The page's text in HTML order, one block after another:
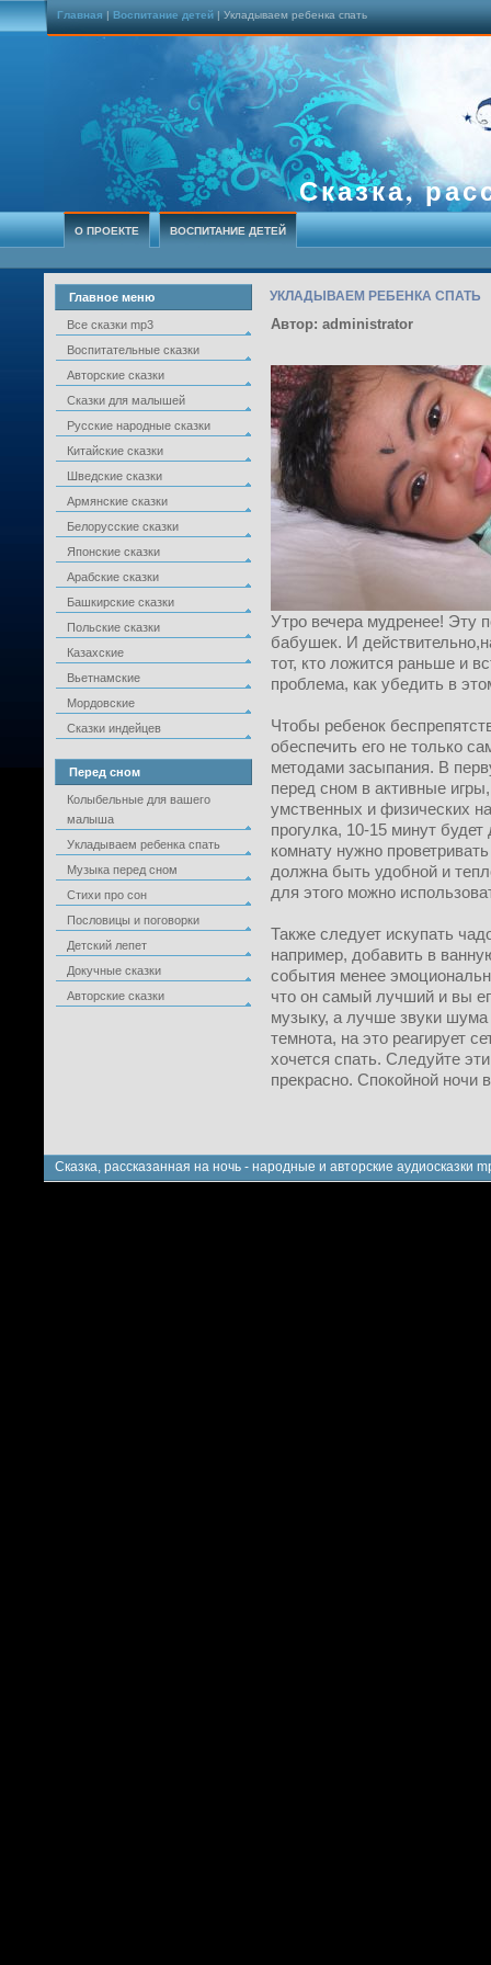
Главная | Воспитание детей | Укладываем ребенка спать
Сказка,
О ПРОЕКТЕ ВОСПИТАНИЕ ДЕТЕЙ
Главное меню
Все сказки mp3
Воспитательные сказки
Авторские сказки
Сказки для малышей
Русские народные сказки
Китайские сказки
Шведские сказки
Армянские сказки
Белорусские сказки
Японские сказки
Арабские сказки
Башкирские сказки
Польские сказки
Казахские
Вьетнамские
Мордовские
Сказки индейцев
Перед сном
Колыбельные для вашего
малыша
Укладываем ребенка спать
Музыка перед сном
Стихи про сон
Пословицы и поговорки
Детский лепет
Докучные сказки
Авторские сказки
УКЛАДЫВАЕМ РЕБЕНКА СПАТЬ
Автор: administrator
Утро вечера мудренее! Эту
бабушек. И
тот, кто ложится раньше и
проблема, как убедить в
Чтобы ребенок
обеспечить его не только
методами засыпания. В
перед сном в активные
умственных и физических
прогулка, 10-15 минут
комнату нужно
должна быть удобной и
для этого можно
Также следует искупать
например, добавить в
события менее
что он самый лучший и вы
музыку, а лучше звуки
темнота, на это реагирует
хочется спать. Следуйте
прекрасно. Спокойной ночи
Сказка, рассказанная на ночь - народные и авторские аудиосказки